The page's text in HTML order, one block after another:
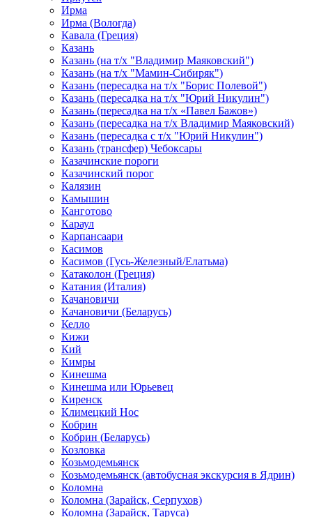
Ирма
Ирма (Вологда)
Кавала (Греция)
Казань
Казань (на т/х "Владимир Маяковский")
Казань (на т/х "Мамин-Сибиряк")
Казань (пересадка на т/х "Борис Полевой")
Казань (пересадка на т/х "Юрий Никулин")
Казань (пересадка на т/х «Павел Бажов»)
Казань (пересадка на т/х Владимир Маяковский)
Казань (пересадка с т/х "Юрий Никулин")
Казань (трансфер) Чебоксары
Казачинские пороги
Казачинский порог
Калязин
Камышин
Канготово
Караул
Карпансаари
Касимов
Касимов (Гусь-Железный/Елатьма)
Катаколон (Греция)
Катания (Италия)
Качановичи
Качановичи (Беларусь)
Келло
Кижи
Кий
Кимры
Кинешма
Кинешма или Юрьевец
Киренск
Климецкий Нос
Кобрин
Кобрин (Беларусь)
Козловка
Козьмодемьянск
Козьмодемьянск (автобусная экскурсия в Ядрин)
Коломна
Коломна (Зарайск, Серпухов)
Коломна (Зарайск, Таруса)